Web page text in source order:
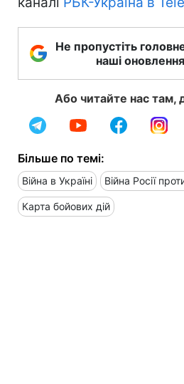
Не пропустіть
наші
Або читайте нас там,
Більше по темі:
Війна в Україні Війна Росії
Карта бойових дій